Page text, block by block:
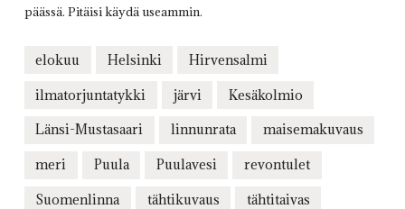
päässä. Pitäisi käydä useammin.
elokuu Helsinki Hirvensalmi
ilmatorjuntatykki järvi Kesäkolmio
Länsi-Mustasaari linnunrata maisemakuvaus
meri Puula Puulavesi revontulet
Suomenlinna tähtikuvaus tähtitaivas